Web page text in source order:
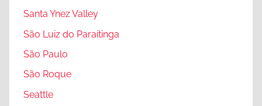
Santa Ynez Valley
São Luiz do Paraitinga
São Paulo
São Roque
Seattle